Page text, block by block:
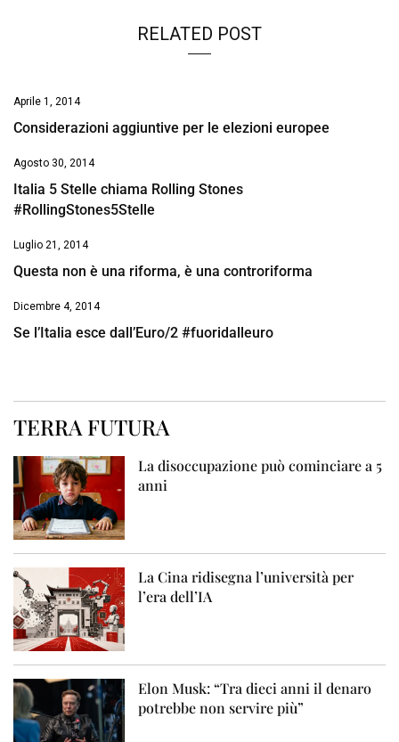
RELATED POST
Aprile 1, 2014
Considerazioni aggiuntive per le elezioni europee
Agosto 30, 2014
Italia 5 Stelle chiama Rolling Stones
#RollingStones5Stelle
Luglio 21, 2014
Questa non è una riforma, è una controriforma
Dicembre 4, 2014
Se l’Italia esce dall’Euro/2 #fuoridalleuro
TERRA FUTURA
La disoccupazione può cominciare a 5
anni
La Cina ridisegna l’università per
l’era dell’IA
Elon Musk: “Tra dieci anni il denaro
potrebbe non servire più”